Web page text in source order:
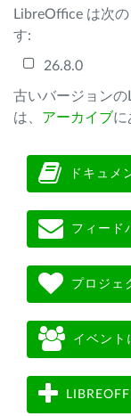
LibreOffice は次の
す:
26.8.0
古いバージョンの
は、 アーカイブに
ドキュメ
フィード
プロジェ
イベント